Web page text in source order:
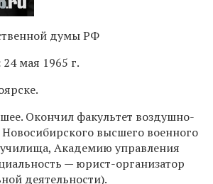
думы РФ
24 мая 1965 г.
Окончил факультет воздушно-
высшего военного
Академию управления
— юрист-организатор
деятельности).